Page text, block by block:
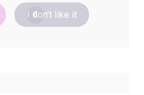
0
I don't like it